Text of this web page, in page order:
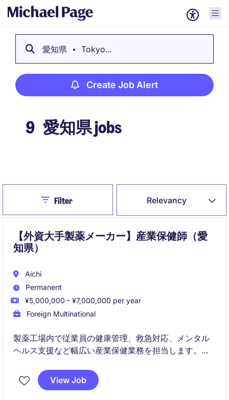
愛知県 Tokyo...
Create Job Alert
9 愛知県 jobs
Relevancy
CloseFilter
【外資大手製薬メーカー】産業保健師（愛
知県）
Aichi
Permanent
¥5,000,000 - ¥7,000,000 per year
Foreign Multinational
製薬工場内で従業員の健康管理、救急対応、メンタル
ヘルス支援など幅広い産業保健業務を担当します。チ
康をサポートする役割です。
View Job